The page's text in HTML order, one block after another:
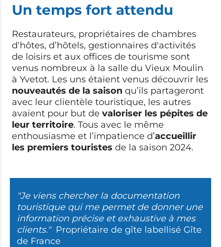
Un temps fort attendu
Restaurateurs, propriétaires de chambres
d'hôtes, d’hôtels, gestionnaires d'activités
de loisirs et aux offices de tourisme sont
venus nombreux à la salle du Vieux Moulin
à Yvetot. Les uns étaient venus découvrir les
nouveautés de la saison qu’ils partageront
avec leur clientèle touristique, les autres
avaient pour but de valoriser les pépites de
leur territoire. Tous avec le même
enthousiasme et l’impatience d’accueillir
les premiers touristes de la saison 2024.
"Je viens chercher la documentation
touristique qui me permet de donner une
information précise et exhaustive à mes
clients." Propriétaire de gîte labellisé Gîte
de France